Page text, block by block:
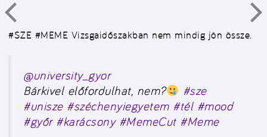
#SZE #MEME Vizsgaidőszakban nem mindig jön össze.
@university_gyor
Bárkivel előfordulhat, nem?
#sze
#unisze #széchenyiegyetem #tél #mood
#győr #karácsony #MemeCut #Meme